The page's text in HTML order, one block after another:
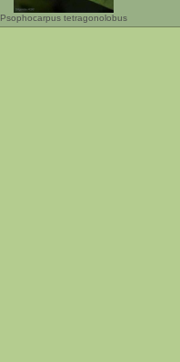
Psophocarpus tetragonolobus